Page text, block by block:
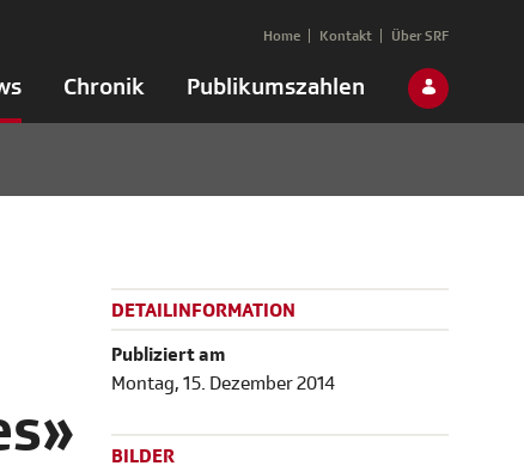
Chronik Publikumszahlen
Home Kontakt Über SRF
DETAILINFORMATION
Publiziert am
Montag, 15. Dezember 2014
BILDER